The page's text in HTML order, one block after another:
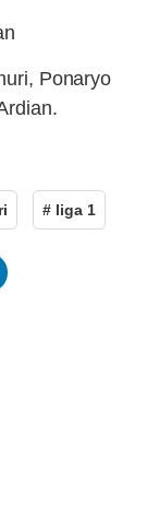
Ponaryo
# liga 1